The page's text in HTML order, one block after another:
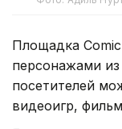
Площадка
персонажами
посетителей
видеоигр,